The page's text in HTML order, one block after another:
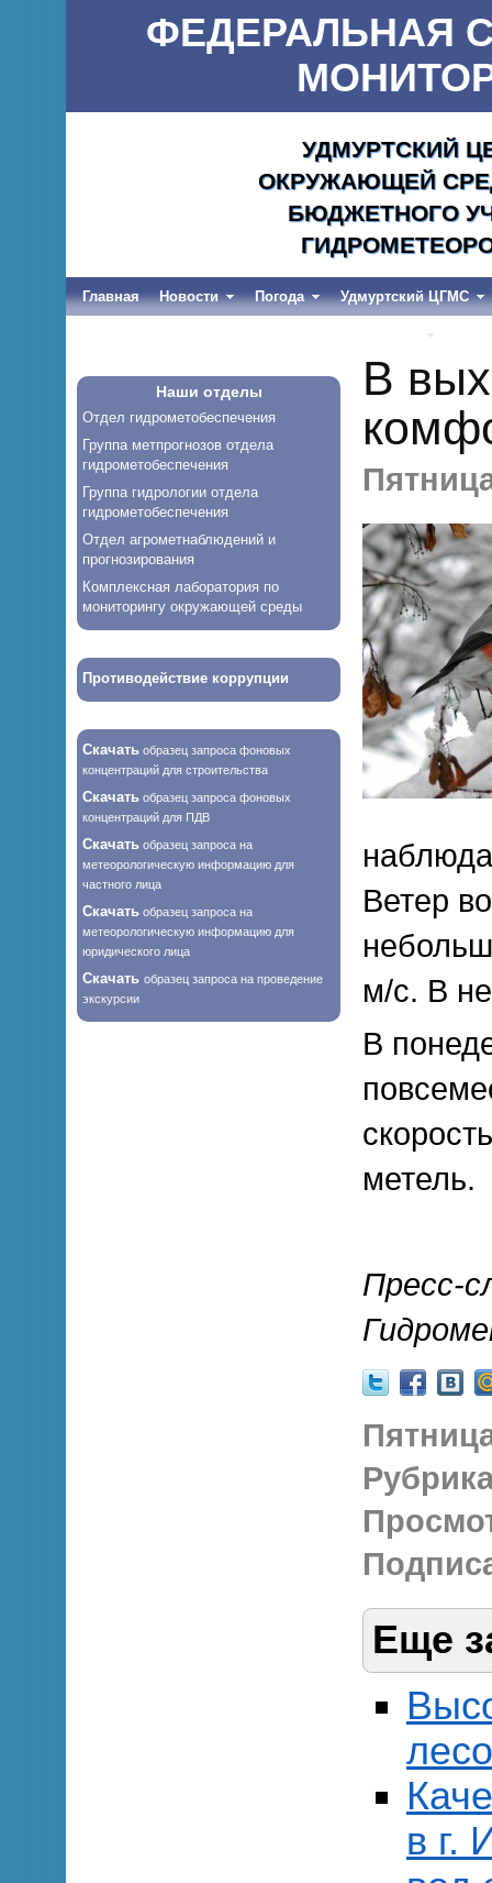
ФЕДЕРАЛЬНАЯ
УДМУРТСКИЙ
ОКРУЖАЮЩЕЙ
БЮДЖЕТНОГО
Главная Новости Погода Удмуртский ЦГМС
Наши отделы
Отдел гидрометобеспечения
Группа метпрогнозов отдела
гидрометобеспечения
Группа гидрологии отдела
гидрометобеспечения
Отдел агрометнаблюдений и
прогнозирования
Комплексная лаборатория по
мониторингу окружающей среды
Противодействие коррупции
Скачать образец запроса фоновых
концентраций для строительства
Скачать образец запроса фоновых
концентраций для ПДВ
Скачать образец запроса на
метеорологическую информацию для
частного лица
Скачать образец запроса на
метеорологическую информацию для
юридического лица
Скачать образец запроса на проведение
экскурсии
В
Ветер
м/с. В
В
метель.
Пресс-
Еще
в г.